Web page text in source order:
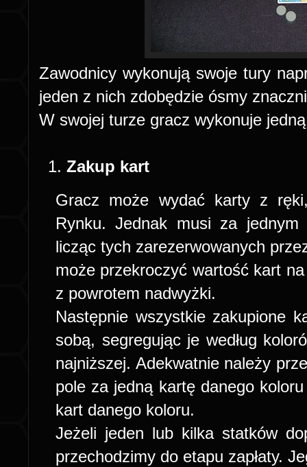
Zawodnicy wykonują swoje tury
jeden z nich zdobędzie ósmy
W swojej turze gracz wykonuje
Zakup kart
Gracz może wydać karty z
Rynku. Jednak musi za
licząc tych zarezerwowanych
może przekroczyć wartość kart
z powrotem nadwyżki.
Następnie wszystkie zakupione
sobą, segregując je według
najniższej. Adekwatnie należy
pole za jedną kartę danego
kart danego koloru.
Jeżeli jeden lub kilka statków
przechodzimy do etapu zapłaty.